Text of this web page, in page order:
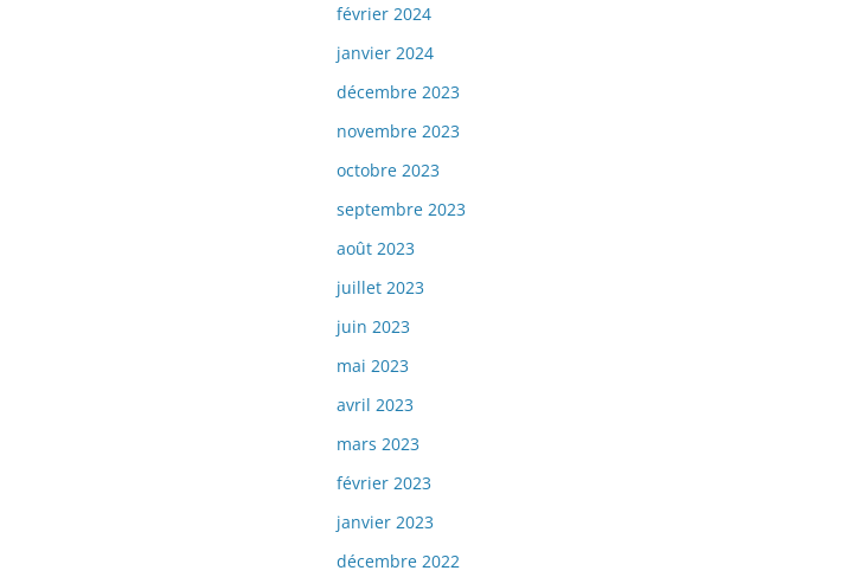
février 2024
janvier 2024
décembre 2023
novembre 2023
octobre 2023
septembre 2023
août 2023
juillet 2023
juin 2023
mai 2023
avril 2023
mars 2023
février 2023
janvier 2023
décembre 2022